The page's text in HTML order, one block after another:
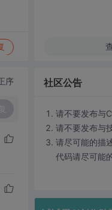
序 社区公告
请不要发布与
请不要发布与
请尽可能的描
代码请尽可能